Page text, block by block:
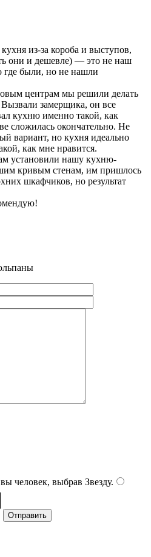
из-за короба и выступов,
они и дешевле) — это не наш
были, но не нашли
центрам мы решили делать
замерщика, он все
кухню именно такой, как
сложилась окончательно. Не
вариант, но кухня идеально
как мне нравится.
установили нашу кухню-
кривым стенам, им пришлось
шкафчиков, но результат
человек, выбрав Звезду.